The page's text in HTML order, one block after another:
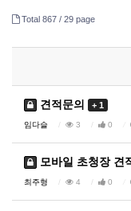
Total 867 / 29 page
견적문의 + 1
임다슬 3 0
모바일 초청장 견
최주형 4 0